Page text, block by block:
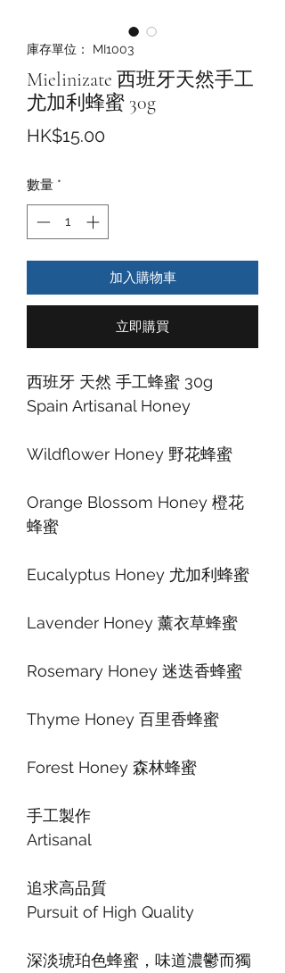
庫存單位： MI1003
Mielinizate 西班牙天然手工
尤加利蜂蜜 30g
HK$15.00價
數量 *
加入購物車
立即購買
西班牙 天然 手工蜂蜜 30g
Spain Artisanal Honey
Wildflower Honey 野花蜂蜜
Orange Blossom Honey 橙花
蜂蜜
Eucalyptus Honey 尤加利蜂蜜
Lavender Honey 薰衣草蜂蜜
Rosemary Honey 迷迭香蜂蜜
Thyme Honey 百里香蜂蜜
Forest Honey 森林蜂蜜
手工製作
Artisanal
追求高品質
Pursuit of High Quality
深淡琥珀色蜂蜜，味道濃鬱而獨